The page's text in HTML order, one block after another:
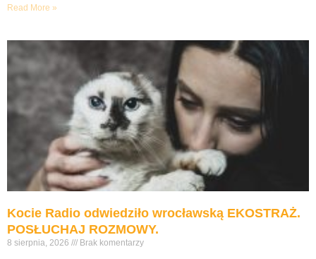
Read More »
Kocie Radio odwiedziło wrocławską EKOSTRAŻ.
POSŁUCHAJ ROZMOWY.
8 sierpnia, 2026 Brak komentarzy